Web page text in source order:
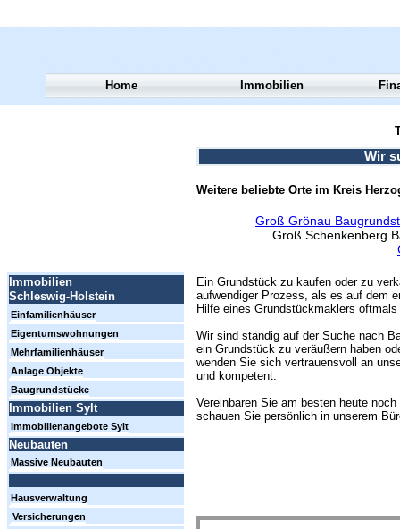
Wir
Weitere beliebte Orte im Kreis
Groß Grönau
Groß Schenkenberg
Ein Grundstück zu kaufen oder zu
aufwendiger Prozess, als es auf dem
Hilfe eines Grundstückmaklers
Wir sind ständig auf der Suche nach
ein Grundstück zu veräußern haben
wenden Sie sich vertrauensvoll an
und kompetent.
Vereinbaren Sie am besten heute
schauen Sie persönlich in unserem
Home Immobilien
Immobilien
Schleswig-Holstein
Einfamilienhäuser
Eigentumswohnungen
Mehrfamilienhäuser
Anlage Objekte
Baugrundstücke
Immobilien Sylt
Immobilienangebote Sylt
Neubauten
Massive Neubauten
Hausverwaltung
Versicherungen